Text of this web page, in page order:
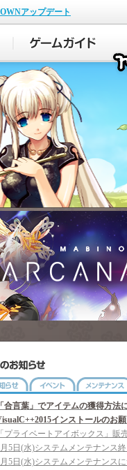
アップデート
お知らせ イベント
「合言葉」でアイテムの獲得方法
インストールのお
5日(水)システムメンテナンス
5日(水)システムメンテナンス